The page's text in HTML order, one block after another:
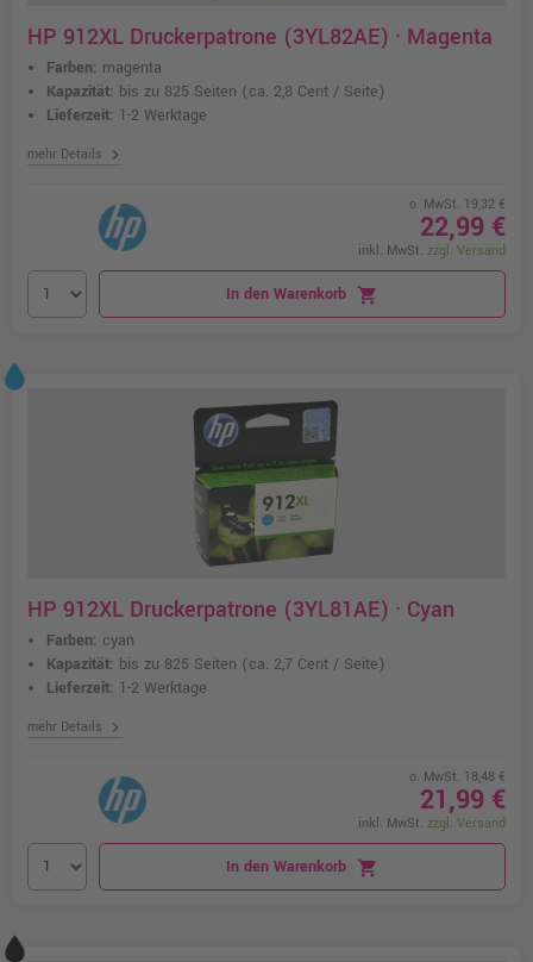
HP 912XL Druckerpatrone (3YL82AE) · Magenta
Farben: magenta
Kapazität: bis zu 825 Seiten (ca. 2,8 Cent / Seite)
Lieferzeit: 1-2 Werktage
mehr Details chevron_right
o. MwSt. 19,32 €
22,99 €
inkl. MwSt. zzgl. Versand
In den Warenkorb shopping_cart
HP 912XL Druckerpatrone (3YL81AE) · Cyan
Farben: cyan
Kapazität: bis zu 825 Seiten (ca. 2,7 Cent / Seite)
Lieferzeit: 1-2 Werktage
mehr Details chevron_right
o. MwSt. 18,48 €
21,99 €
inkl. MwSt. zzgl. Versand
In den Warenkorb shopping_cart